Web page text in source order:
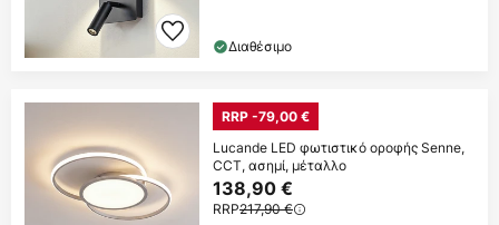
Διαθέσιμο
RRP -79,00 €
Lucande LED φωτιστικό οροφής Senne,
CCT, ασημί, μέταλλο
138,90 €
RRP217,90 €